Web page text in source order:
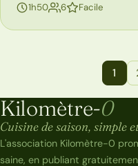
1h50 6personnes
Facile
Navigation entre
1
Kilomètre-0
Kilomètre-0
Cuisine de saison, simple
L'association Kilomètre-0
saine, en publiant